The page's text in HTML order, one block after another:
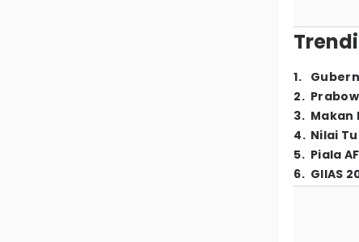
1.
2.
3. Makan
4. Nilai
5. Piala
6. GIIAS